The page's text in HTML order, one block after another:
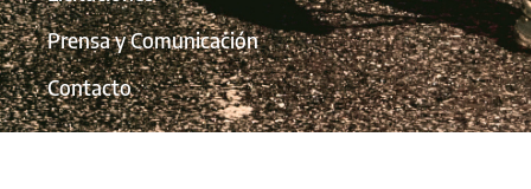
Prensa y Comunicación
Contacto